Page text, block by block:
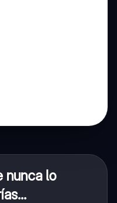
nunca lo